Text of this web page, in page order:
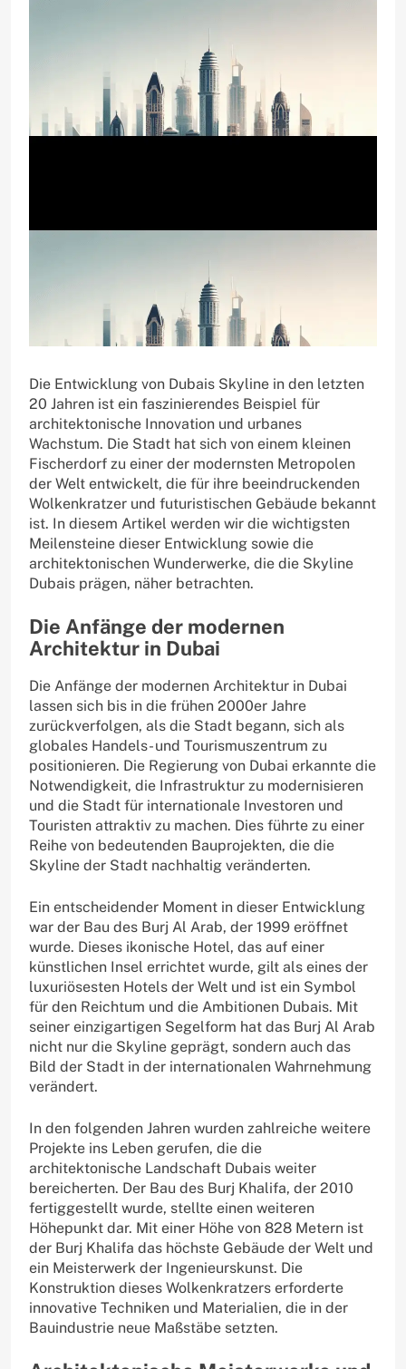
Die Entwicklung von Dubais Skyline in den letzten
20 Jahren ist ein faszinierendes Beispiel für
architektonische Innovation und urbanes
Wachstum. Die Stadt hat sich von einem kleinen
Fischerdorf zu einer der modernsten Metropolen
der Welt entwickelt, die für ihre beeindruckenden
Wolkenkratzer und futuristischen Gebäude bekannt
ist. In diesem Artikel werden wir die wichtigsten
Meilensteine dieser Entwicklung sowie die
architektonischen Wunderwerke, die die Skyline
Dubais prägen, näher betrachten.
Die Anfänge der modernen
Architektur in Dubai
Die Anfänge der modernen Architektur in Dubai
lassen sich bis in die frühen 2000er Jahre
zurückverfolgen, als die Stadt begann, sich als
globales Handels- und Tourismuszentrum zu
positionieren. Die Regierung von Dubai erkannte die
Notwendigkeit, die Infrastruktur zu modernisieren
und die Stadt für internationale Investoren und
Touristen attraktiv zu machen. Dies führte zu einer
Reihe von bedeutenden Bauprojekten, die die
Skyline der Stadt nachhaltig veränderten.
Ein entscheidender Moment in dieser Entwicklung
war der Bau des Burj Al Arab, der 1999 eröffnet
wurde. Dieses ikonische Hotel, das auf einer
künstlichen Insel errichtet wurde, gilt als eines der
luxuriösesten Hotels der Welt und ist ein Symbol
für den Reichtum und die Ambitionen Dubais. Mit
seiner einzigartigen Segelform hat das Burj Al Arab
nicht nur die Skyline geprägt, sondern auch das
Bild der Stadt in der internationalen Wahrnehmung
verändert.
In den folgenden Jahren wurden zahlreiche weitere
Projekte ins Leben gerufen, die die
architektonische Landschaft Dubais weiter
bereicherten. Der Bau des Burj Khalifa, der 2010
fertiggestellt wurde, stellte einen weiteren
Höhepunkt dar. Mit einer Höhe von 828 Metern ist
der Burj Khalifa das höchste Gebäude der Welt und
ein Meisterwerk der Ingenieurskunst. Die
Konstruktion dieses Wolkenkratzers erforderte
innovative Techniken und Materialien, die in der
Bauindustrie neue Maßstäbe setzten.